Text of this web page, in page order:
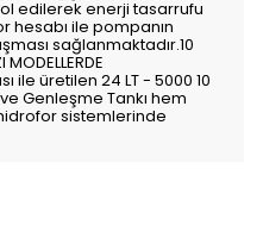
edilerek enerji tasarrufu
ile pompanın
sağlanmaktadır.10
MODELLERDE
ile üretilen 24 LT - 5000 10
Genleşme Tankı hem
sistemlerinde